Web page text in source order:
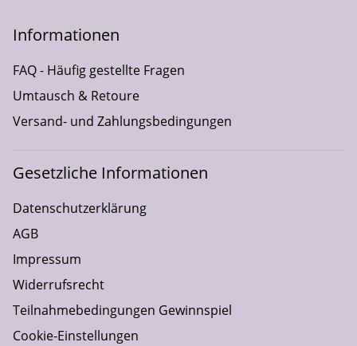
Informationen
FAQ - Häufig gestellte Fragen
Umtausch & Retoure
Versand- und Zahlungsbedingungen
Gesetzliche Informationen
Datenschutzerklärung
AGB
Impressum
Widerrufsrecht
Teilnahmebedingungen Gewinnspiel
Cookie-Einstellungen